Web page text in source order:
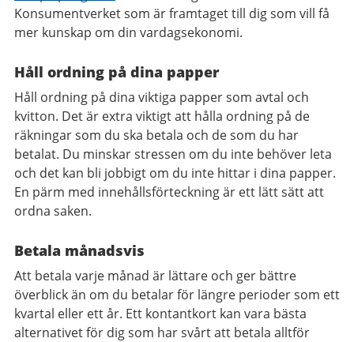
Konsumentverket som är framtaget till dig som vill få
mer kunskap om din vardagsekonomi.
Håll ordning på dina papper
Håll ordning på dina viktiga papper som avtal och
kvitton. Det är extra viktigt att hålla ordning på de
räkningar som du ska betala och de som du har
betalat. Du minskar stressen om du inte behöver leta
och det kan bli jobbigt om du inte hittar i dina papper.
En pärm med innehållsförteckning är ett lätt sätt att
ordna saken.
Betala månadsvis
Att betala varje månad är lättare och ger bättre
överblick än om du betalar för längre perioder som ett
kvartal eller ett år. Ett kontantkort kan vara bästa
alternativet för dig som har svårt att betala alltför